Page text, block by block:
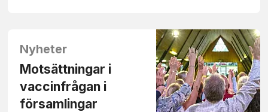
Nyheter
Motsättningar i
vaccinfrågan i
församlingar